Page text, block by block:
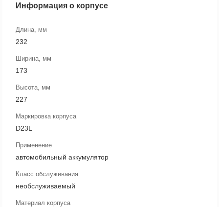
Информация о корпусе
Длина, мм
232
Ширина, мм
173
Высота, мм
227
Маркировка корпуса
D23L
Применение
автомобильный аккумулятор
Класс обслуживания
необслуживаемый
Материал корпуса